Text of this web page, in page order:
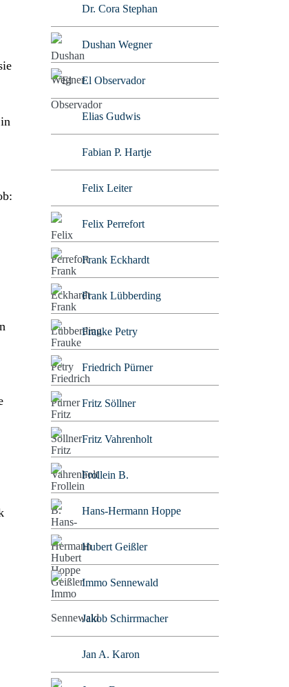
Dr. Cora Stephan
Dushan Wegner
El Observador
Elias Gudwis
Fabian P. Hartje
Felix Leiter
Felix Perrefort
Frank Eckhardt
Frank Lübberding
Frauke Petry
Friedrich Pürner
Fritz Söllner
Fritz Vahrenholt
Frollein B.
Hans-Hermann Hoppe
Hubert Geißler
Immo Sennewald
Jakob Schirrmacher
Jan A. Karon